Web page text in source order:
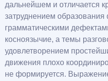
дальнейшем и отличается
затруднением
грамматическими
косноязычие, а темы
удовлетворением
движения плохо
не формируется.